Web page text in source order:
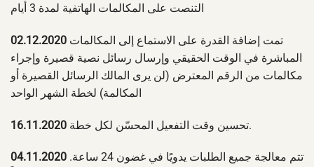
التنصت على المكالمات الهاتفية لمدة 3 أيام
02.12.2020
المباشرة في الوقت الحقيقي وإرسال رسائل نصية قصيرة وإجراء
مكالمات من الرقم المعترض (لن يرى المالك الرسائل القصيرة أو
المكالمة) لخطة الشهر الواحد
16.11.2020 تحسين وقت التفعيل المحسّن لكل خطة.
04.11.2020